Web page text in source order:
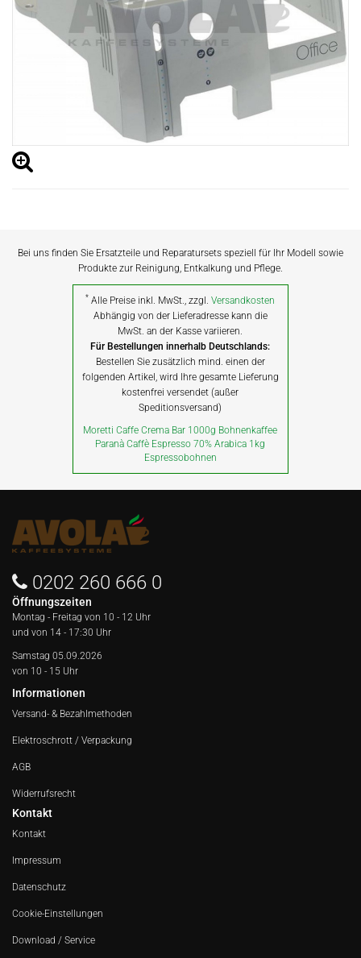
Bei uns finden Sie Ersatzteile und Reparatursets speziell für Ihr Modell sowie
Produkte zur Reinigung, Entkalkung und Pflege.
* Alle Preise inkl. MwSt., zzgl.Versandkosten
Abhängig von der Lieferadresse kann die
MwSt. an der Kasse variieren.
Für Bestellungen innerhalb Deutschlands:
Bestellen Sie zusätzlich mind. einen der
folgenden Artikel, wird Ihre gesamte Lieferung
kostenfrei versendet (außer
Speditionsversand)
Moretti Caffe Crema Bar 1000g Bohnenkaffee
Paranà Caffè Espresso 70% Arabica 1kg
Espressobohnen
0202 260 666 0
Öffnungszeiten
Montag - Freitag von 10 - 12 Uhr
und von 14 - 17:30 Uhr
Samstag 05.09.2026
von 10 - 15 Uhr
Informationen
Versand- & Bezahlmethoden
Elektroschrott / Verpackung
AGB
Widerrufsrecht
Kontakt
Kontakt
Impressum
Datenschutz
Cookie-Einstellungen
Download / Service